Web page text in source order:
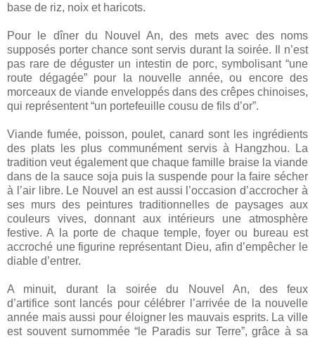
base de riz, noix et haricots.
Pour le dîner du Nouvel An, des mets avec des noms
supposés porter chance sont servis durant la soirée. Il
n’est
pas rare de déguster un intestin de porc, symbolisant “une
route dégagée” pour la nouvelle année, ou encore des
morceaux de viande enveloppés dans des crêpes chinoises,
qui représentent “un portefeuille cousu de fils d’or”.
Viande fumée, poisson, poulet, canard sont les ingrédients
des plats les plus communément servis à Hangzhou. La
tradition veut également que chaque famille braise la viande
dans de la sauce soja puis la suspende pour la faire sécher
à l’air libre. Le Nouvel an est aussi l’occasion d’accrocher à
ses murs des peintures traditionnelles de paysages aux
couleurs vives, donnant aux intérieurs une atmosphère
festive. A la porte de chaque temple, foyer ou bureau est
accroché une figurine représentant Dieu, afin d’empêcher le
diable d’entrer.
A minuit, durant la soirée du Nouvel An, des feux
d’artifice sont lancés pour célébrer l’arrivée de la nouvelle
année mais aussi pour éloigner les mauvais esprits. La ville
est souvent surnommée “le Paradis sur Terre”, grâce à sa